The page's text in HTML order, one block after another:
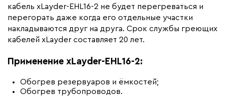
кабель xLayder-EHL16-2 не будет перегреваться и
перегорать даже когда его отдельные участки
накладываются друг на друга. Срок службы греющих
кабелей xLayder составляет 20 лет.
Применение xLayder-EHL16-2:
Обогрев резервуаров и ёмкостей;
Обогрев трубопроводов.